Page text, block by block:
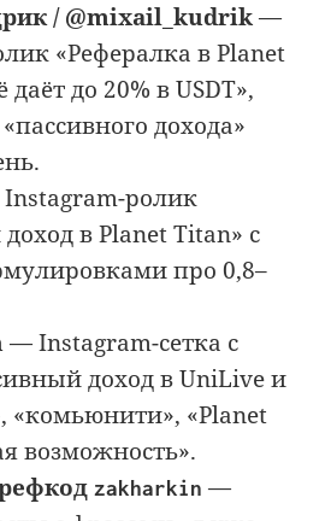
/ @mixail_kudrik—
«Рефералка в Planet
до 20% в USDT»,
дохода»
ролик
в Planet Titan» с
про 0,8–
— Instagram-сетка с
доход в UniLive и
«комьюнити», «Planet
возможность».
zakharkin —